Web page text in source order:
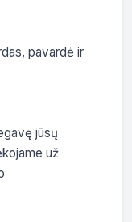
pavardė ir
jūsų
už